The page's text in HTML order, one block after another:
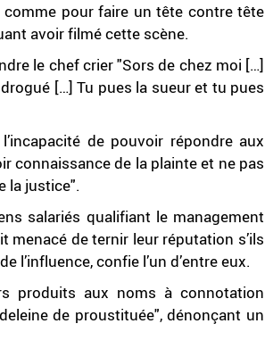
pour faire un tête contre tête
avoir filmé cette scène.
le chef crier "Sors de chez moi […]
[…] Tu pues la sueur et tu pues
de pouvoir répondre aux
connaissance de la plainte et ne pas
la justice".
salariés qualifiant le management
de ternir leur réputation s’ils
l’influence, confie l’un d’entre eux.
produits aux noms à connotation
de proustituée", dénonçant un